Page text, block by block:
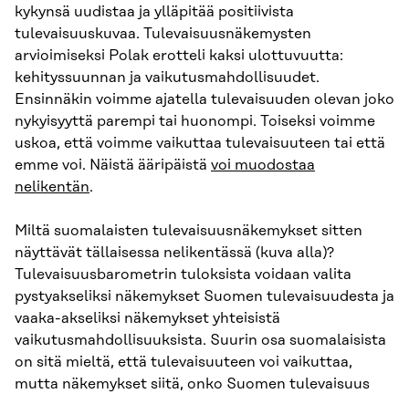
kykynsä uudistaa ja ylläpitää positiivista
tulevaisuuskuvaa. Tulevaisuusnäkemysten
arvioimiseksi Polak erotteli kaksi ulottuvuutta:
kehityssuunnan ja vaikutusmahdollisuudet.
Ensinnäkin voimme ajatella tulevaisuuden olevan joko
nykyisyyttä parempi tai huonompi. Toiseksi voimme
uskoa, että voimme vaikuttaa tulevaisuuteen tai että
emme voi. Näistä ääripäistä voi muodostaa
nelikentän.
Miltä suomalaisten tulevaisuusnäkemykset sitten
näyttävät tällaisessa nelikentässä (kuva alla)?
Tulevaisuusbarometrin tuloksista voidaan valita
pystyakseliksi näkemykset Suomen tulevaisuudesta ja
vaaka-akseliksi näkemykset yhteisistä
vaikutusmahdollisuuksista. Suurin osa suomalaisista
on sitä mieltä, että tulevaisuuteen voi vaikuttaa,
mutta näkemykset siitä, onko Suomen tulevaisuus